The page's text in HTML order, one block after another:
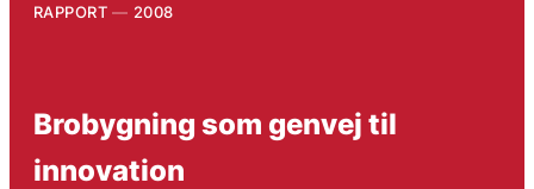
RAPPORT 2008
Brobygning som genvej til
innovation